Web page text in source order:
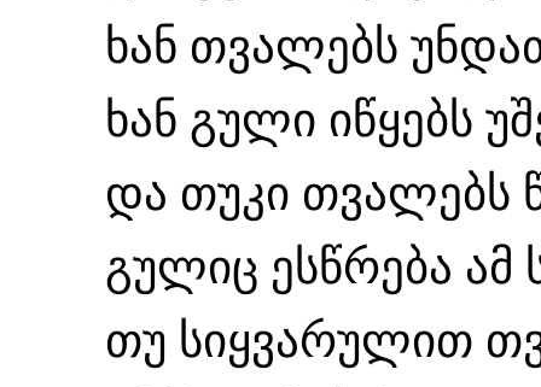
ხან თვალებს
ხან გული იწყებს
და თუკი თვალებს
გულიც ესწრება ამ
თუ სიყვარულით